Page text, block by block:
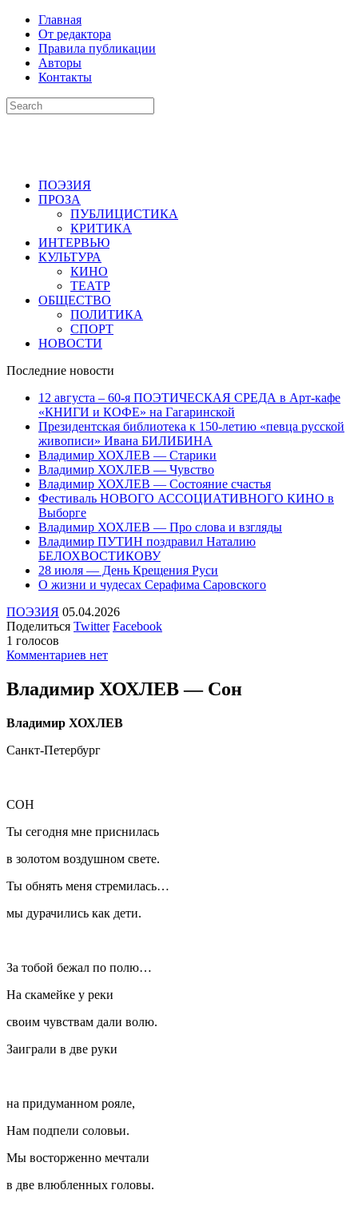
Главная
От редактора
Правила публикации
Авторы
Контакты
ПОЭЗИЯ
ПРОЗА
ПУБЛИЦИСТИКА
КРИТИКА
ИНТЕРВЬЮ
КУЛЬТУРА
КИНО
ТЕАТР
ОБЩЕСТВО
ПОЛИТИКА
СПОРТ
НОВОСТИ
Последние новости
12 августа – 60-я ПОЭТИЧЕСКАЯ СРЕДА в Арт-кафе
«КНИГИ и КОФЕ» на Гагаринской
Президентская библиотека к 150-летию «певца русской
живописи» Ивана БИЛИБИНА
Владимир ХОХЛЕВ — Старики
Владимир ХОХЛЕВ — Чувство
Владимир ХОХЛЕВ — Состояние счастья
Фестиваль НОВОГО АССОЦИАТИВНОГО КИНО в
Выборге
Владимир ХОХЛЕВ — Про слова и взгляды
Владимир ПУТИН поздравил Наталию
БЕЛОХВОСТИКОВУ
28 июля — День Крещения Руси
О жизни и чудесах Серафима Саровского
ПОЭЗИЯ 05.04.2026
Поделиться Twitter Facebook
1 голосов
Комментариев нет
Владимир ХОХЛЕВ — Сон
Владимир ХОХЛЕВ
Санкт-Петербург
СОН
Ты сегодня мне приснилась
в золотом воздушном свете.
Ты обнять меня стремилась…
мы дурачились как дети.
За тобой бежал по полю…
На скамейке у реки
своим чувствам дали волю.
Заиграли в две руки
на придуманном рояле,
Нам подпели соловьи.
Мы восторженно мечтали
в две влюбленных головы.